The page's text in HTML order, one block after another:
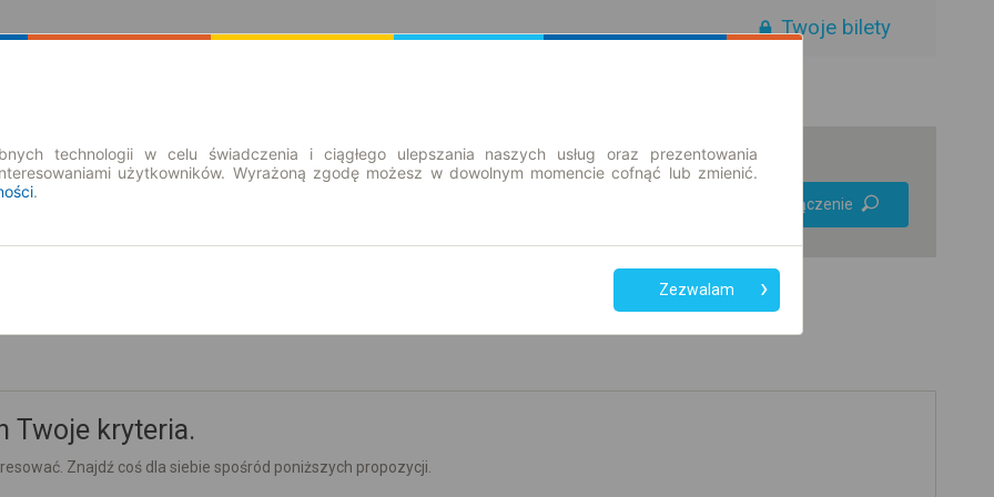
Twoje bilety
Znajdź połączenie
Twoje kryteria.
Znajdź coś dla siebie spośród poniższych propozycji.
technologii w celu świadczenia i ciągłego ulepszania naszych usług oraz prezentowania
użytkowników. Wyrażoną zgodę możesz w dowolnym momencie cofnąć lub zmienić.
.
Zezwalam